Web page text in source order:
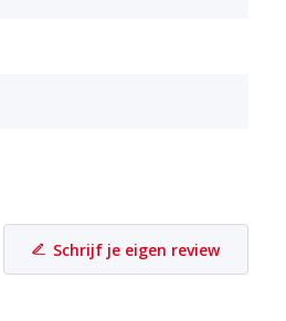
Schrijf je eigen review